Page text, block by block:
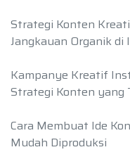
Strategi Konten
Jangkauan Organik di
Kampanye Kreatif
Strategi Konten yang
Cara Membuat Ide
Mudah Diproduksi